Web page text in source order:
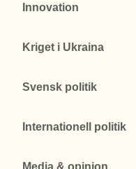
Innovation
Kriget i Ukraina
Svensk politik
Internationell politik
Media & opinion